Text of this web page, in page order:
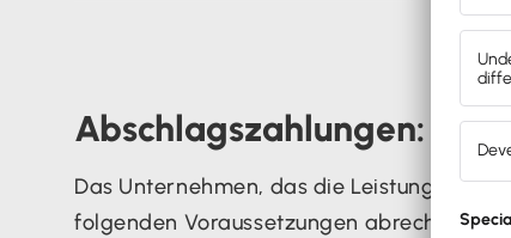
Abschlagszahlungen: Die
Das Unternehmen, das die Leistungen
folgenden Voraussetzungen abrechnen: